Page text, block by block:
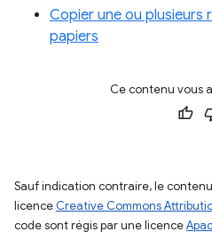
Copier une ou plusieurs
papiers
Ce contenu vous
Sauf indication contraire, le
licence Creative Commons
code sont régis par une licence